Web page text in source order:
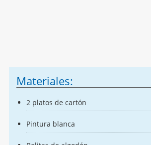
Materiales:
2 platos de cartón
Pintura blanca